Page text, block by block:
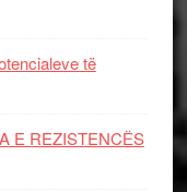
të
E REZISTENCЁS